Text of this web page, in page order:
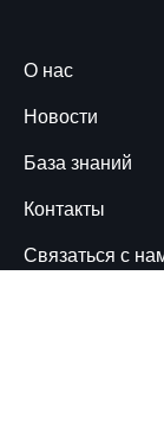
О нас
Новости
База знаний
Контакты
Связаться с